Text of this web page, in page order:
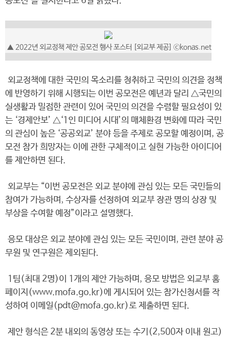
▲ 2022년 외교정책 제안 공모전 행사 포스터 [외교부 제공] ⓒkonas.net
외교정책에 대한 국민의 목소리를 청취하고 국민의 의견을 정책
에 반영하기 위해 시행되는 이번 공모전은 예년과 달리 △국민의
실생활과 밀접한 관련이 있어 국민의 의견을 수렴할 필요성이 있
는 ‘경제안보’ △‘1인 미디어 시대’의 매체환경 변화에 따라 국민
의 관심이 높은 ‘공공외교’ 분야 등을 주제로 공모할 예정이며, 공
모전 참가 희망자는 이에 관한 구체적이고 실현 가능한 아이디어
를 제안하면 된다.
외교부는 “이번 공모전은 외교 분야에 관심 있는 모든 국민들의
참여가 가능하며, 수상자를 선정하여 외교부 장관 명의 상장 및
부상을 수여할 예정”이라고 설명했다.
응모 대상은 외교 분야에 관심 있는 모든 국민이며, 관련 분야 공
무원 및 연구원은 제외된다.
1팀(최대 2명)이 1개의 제안 가능하며, 응모 방법은 외교부 홈
페이지(www.mofa.go.kr)에 게시되어 있는 참가신청서를 작
성하여 이메일(pdt@mofa.go.kr)로 제출하면 된다.
제안 형식은 2분 내외의 동영상 또는 수기(2,500자 이내 원고)